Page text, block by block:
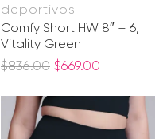
deportivos
Comfy Short HW 8″ – 6,
Vitality Green
$836.00 $669.00